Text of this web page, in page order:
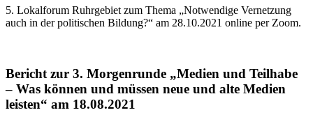
5. Lokalforum Ruhrgebiet zum Thema „Notwendige Vernetzung
auch in der politischen Bildung?“ am 28.10.2021 online per Zoom.
Bericht zur 3. Morgenrunde „Medien und Teilhabe
– Was können und müssen neue und alte Medien
leisten“ am 18.08.2021